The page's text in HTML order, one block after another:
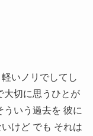
いノリでしてし
大切に思うひとが
ういう過去を 彼に
けど でも それは